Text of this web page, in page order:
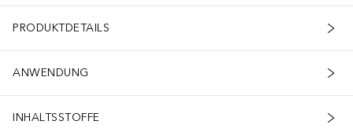
PRODUKTDETAILS
ANWENDUNG
INHALTSSTOFFE